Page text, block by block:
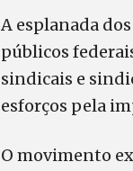
A esplanada
públicos
sindicais e
esforços pela
O movimento